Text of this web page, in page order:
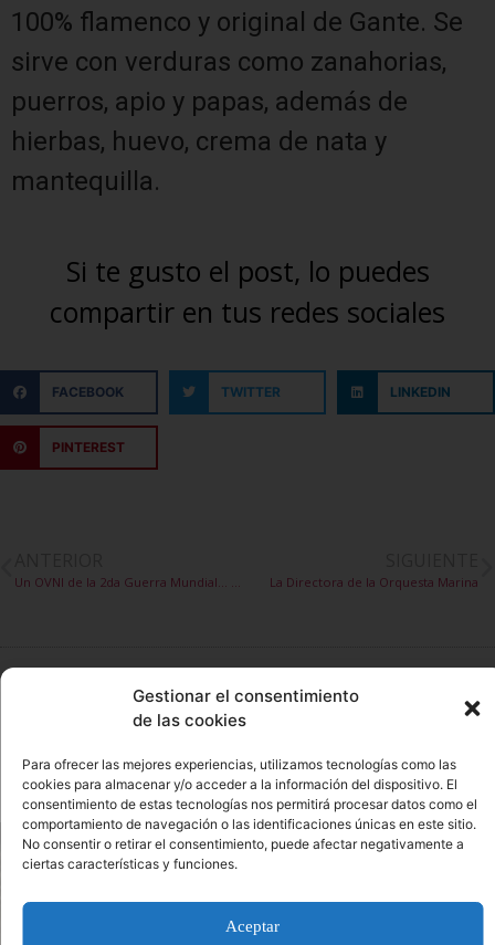
Gestionar el consentimiento
de las cookies
Para ofrecer las mejores experiencias, utilizamos tecnologías como las
cookies para almacenar y/o acceder a la información del dispositivo. El
consentimiento de estas tecnologías nos permitirá procesar datos como el
comportamiento de navegación o las identificaciones únicas en este sitio.
No consentir o retirar el consentimiento, puede afectar negativamente a
ciertas características y funciones.
Aceptar
100% flamenco y original de Gante. Se
sirve con verduras como zanahorias,
puerros, apio y papas, además de
hierbas, huevo, crema de nata y
mantequilla.
Si te gusto el post, lo puedes
compartir en tus redes sociales
FACEBOOK TWITTER LINKEDIN
PINTEREST
Un OVNI de la 2da Guerra Mundial… O algo así La Directora de la Orquesta Marina
Mas información sobre destinos
turísticos que te puede interesar